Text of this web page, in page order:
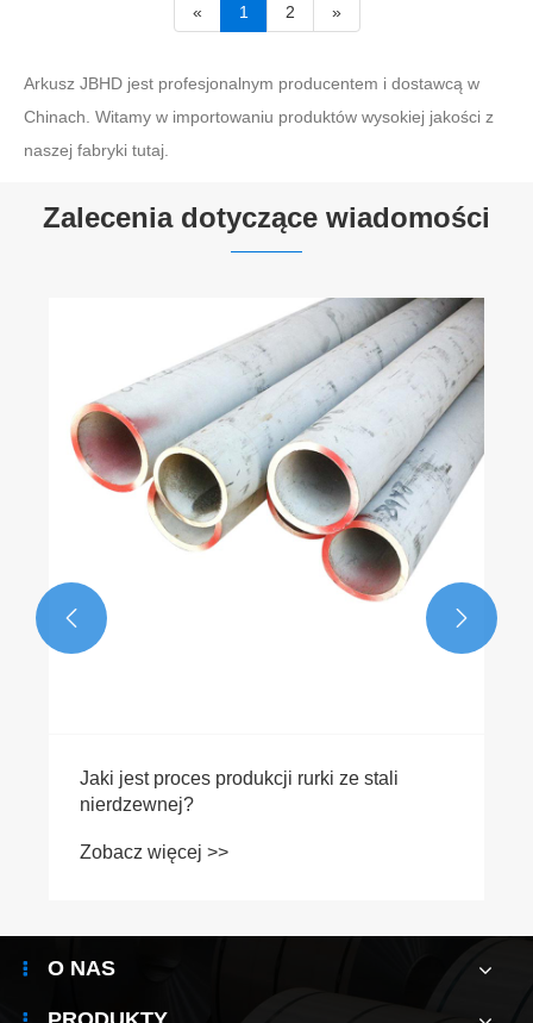
« 1 2 »
Arkusz JBHD jest profesjonalnym producentem i dostawcą w
Chinach. Witamy w importowaniu produktów wysokiej jakości z
naszej fabryki tutaj.
Zalecenia dotyczące wiadomości
Jakie są metody pomiaru prostości stali
nierdzewnej 316L?
Zobacz więcej >>
 
O NAS